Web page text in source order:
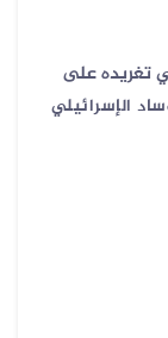
تغريده على
الإسرائيلي